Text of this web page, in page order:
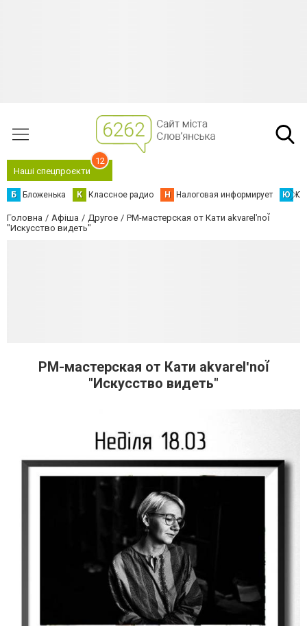
Наші спецпроєкти
12
Б Бложенька К Классное радио Н Налоговая информирует Ю
Головна Афіша Другое
PM-мастерская от Кати akvarelʹnoí̈
"Искусство видеть"
PM-мастерская от Кати akvarelʹnoí̈
"Искусство видеть"